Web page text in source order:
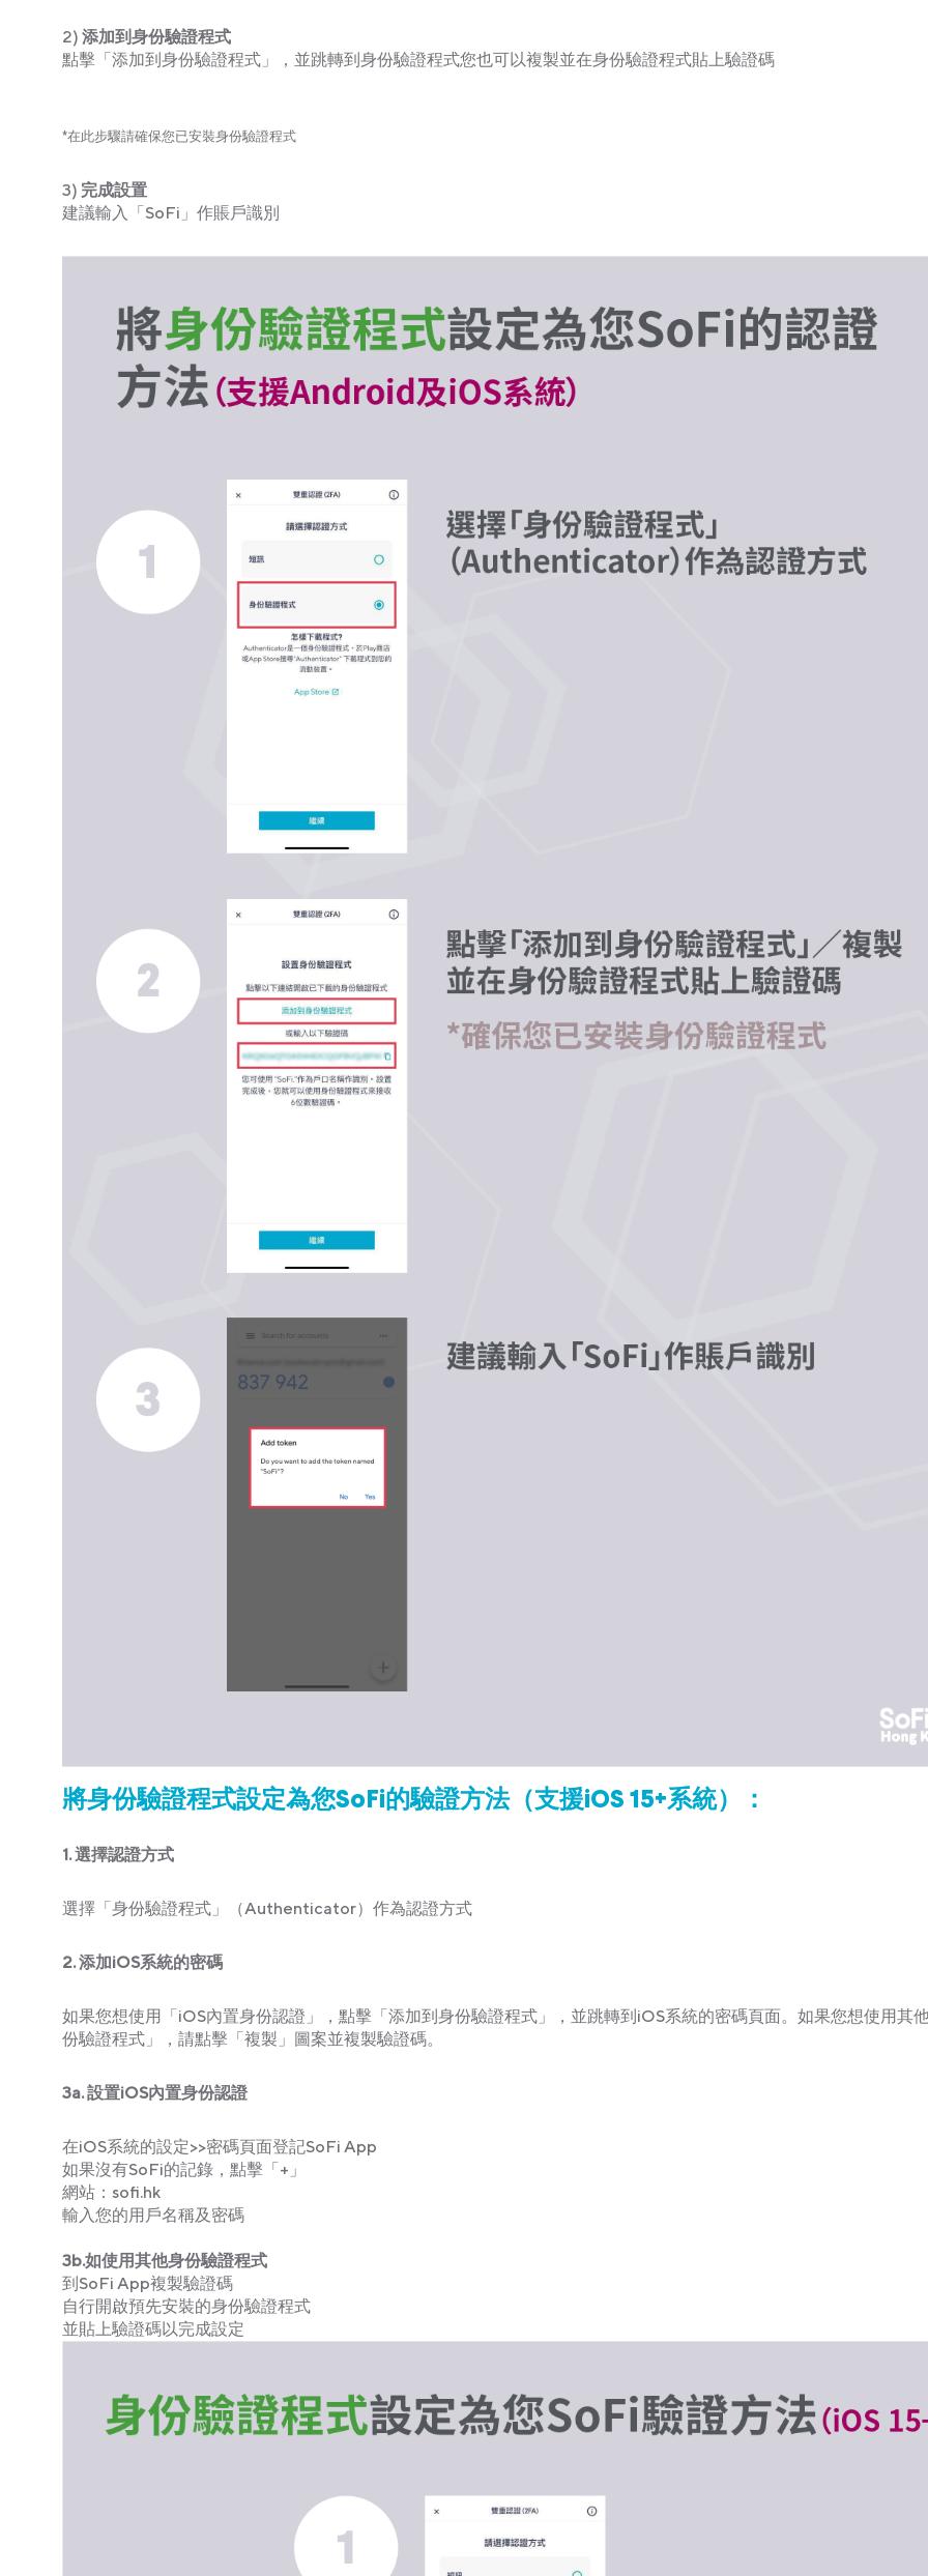
2) 添加到身份驗證程式
點擊「添加到身份驗證程式」，並跳轉到身份驗證程式您也可以複製並在身份驗證程式貼上驗證碼
*在此步驟請確保您已安裝身份驗證程式
3) 完成設置
建議輸入「SoFi」作賬戶識別
將身份驗證程式設定為您SoFi的驗證方法（支援iOS 15+系統）：
1.選擇認證方式
選擇「身份驗證程式」（Authenticator）作為認證方式
2.添加iOS系統的密碼
如果您想使用「iOS內置身份認證」，點擊「添加到身份驗證程式」，並跳轉到iOS系統的密碼頁面。如果您想使用其
份驗證程式」，請點擊「複製」圖案並複製驗證碼。
3a.設置iOS內置身份認證
在iOS系統的設定>>密碼頁面登記SoFi App
如果沒有SoFi的記錄，點擊「+」
網站：sofi.hk
輸入您的用戶名稱及密碼
3b.如使用其他身份驗證程式
到SoFi App複製驗證碼
自行開啟預先安裝的身份驗證程式
並貼上驗證碼以完成設定